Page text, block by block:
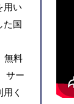
用い
た国
無料
サー
く